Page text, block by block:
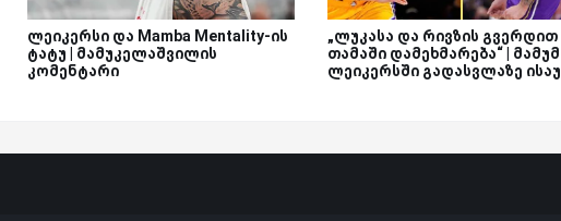
ლეიკერსი და Mamba Mentality-ის
ტატუ | მამუკელაშვილის
კომენტარი
„ლუკასა და რივზის გვერდით
თამაში დამეხმარება“ | მამუმ
ლეიკერსში გადასვლაზე